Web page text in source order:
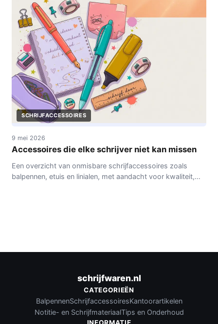
SCHRIJFACCESSOIRES
9 mei 2026
Accessoires die elke schrijver niet kan missen
Een overzicht van onmisbare schrijfaccessoires zoals
balpennen, etuis en linialen, met aandacht voor kwaliteit,
schrijfwaren.nl
CATEGORIEËN
BalpennenSchrijfaccessoiresKantoorartikelen
Notitie- en SchrijfmateriaalTips en Onderhoud
INFORMATIE